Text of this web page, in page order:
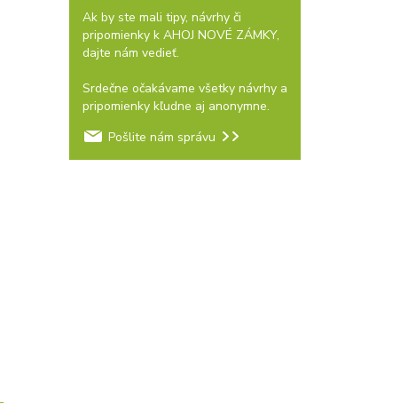
Ak by ste mali tipy, návrhy či
pripomienky k AHOJ NOVÉ ZÁMKY,
dajte nám vedieť.
Srdečne očakávame všetky návrhy a
pripomienky kľudne aj anonymne.
Pošlite nám správu